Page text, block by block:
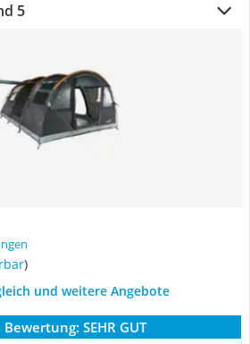
5
)
und weitere Angebote
Bewertung: SEHR GUT